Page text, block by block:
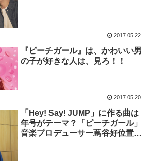
2017.05.22
『ピーチガール』は、かわいい男
の子が好きな人は、見ろ！！
2017.05.20
「Hey! Say! JUMP」に作る曲は
年号がテーマ？「ピーチガール」
音楽プロデューサー蔦谷好位置イ